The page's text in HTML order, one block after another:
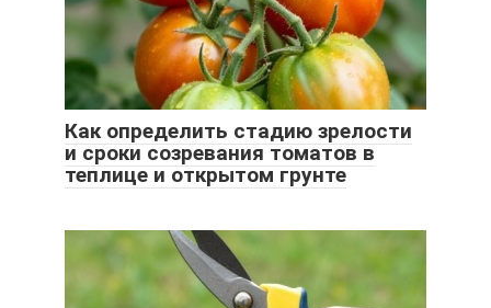
Как определить стадию зрелости
и сроки созревания томатов в
теплице и открытом грунте